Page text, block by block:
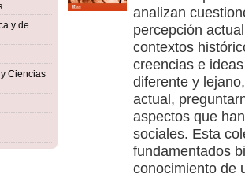
y de
Ciencias
analizan
percepción
contextos
creencias e
diferente y
actual,
aspectos que
sociales. Esta
fundamentados
conocimiento de